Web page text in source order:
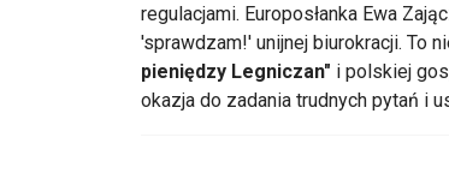
regulacjami. Europosłanka Ewa
'sprawdzam!' unijnej biurokracji. To
pieniędzy Legniczan" i polskiej
okazja do zadania trudnych pytań i